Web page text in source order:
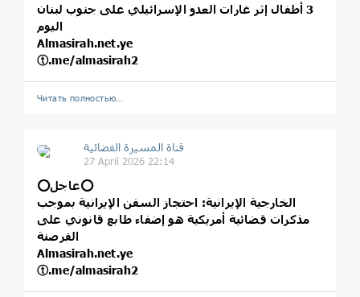
3 أطفال إثر غارات العدو الإسرائيلي على جنوب لبنان
اليوم
Almasirah.net.ye
ⓣ.me/almasirah2
Читать полностью…
قناة المسيرة الفضائية
27 April 2026 22:14
⭕️عاجل⭕️
الخارجية الإيرانية: احتجاز السفن الإيرانية بموجب
مذكرات قضائية أمريكية هو إضفاء طابع قانوني على
القرصنة
Almasirah.net.ye
ⓣ.me/almasirah2